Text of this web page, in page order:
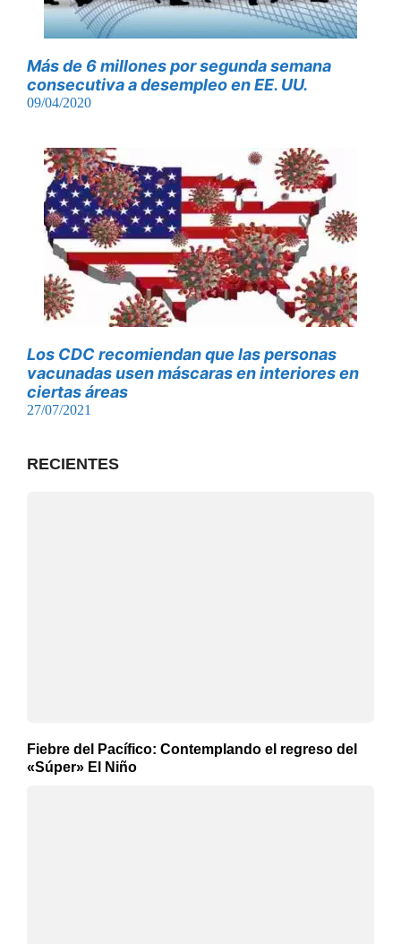
Más de 6 millones por segunda semana
consecutiva a desempleo en EE. UU.
09/04/2020
Los CDC recomiendan que las personas
vacunadas usen máscaras en interiores en
ciertas áreas
27/07/2021
RECIENTES
Fiebre del Pacífico: Contemplando el regreso del
«Súper» El Niño